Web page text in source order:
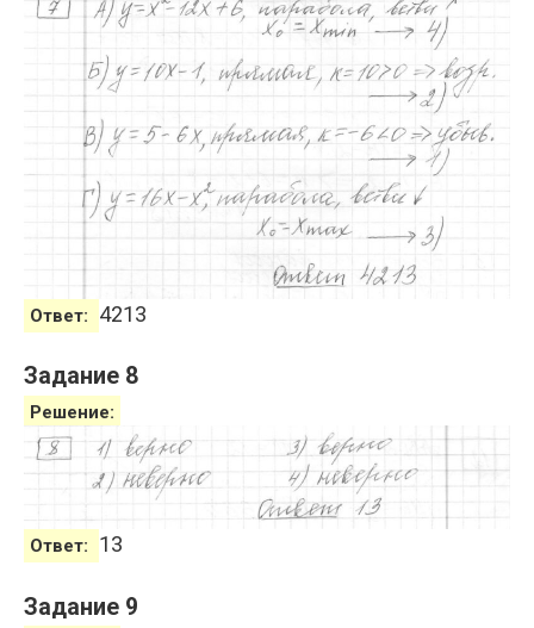
Ответ: 4213
Задание 8
Решение:
Ответ: 13
Задание 9